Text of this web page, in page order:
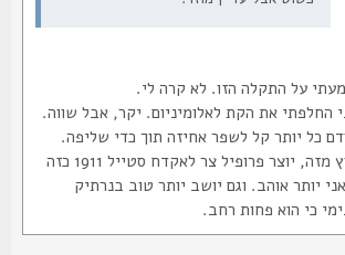
על התקלה הזו. לא קרה לי.
את הקת לאלומיניום. יקר, אבל שווה.
יותר קל לשפר אחיזה תוך כדי שליפה.
חוץ מזה, יוצר פרופיל צר לאקדח סטייל 1911 כזה
אוהב. וגם יושב יותר טוב בנרתיק
הוא פחות רחב.